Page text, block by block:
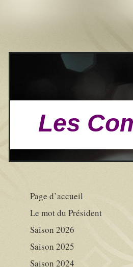
Les
Page d’accueil
Le mot du Président
Saison 2026
Saison 2025
Saison 2024